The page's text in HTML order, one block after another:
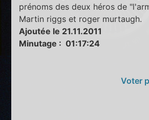
prénoms des deux héros de
Martin riggs et roger murtaugh.
Ajoutée le 21.11.2011
Minutage : 01:17:24
Voter